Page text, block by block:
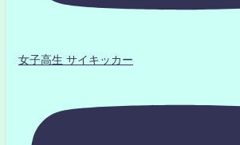
女子高生 サイキッカー